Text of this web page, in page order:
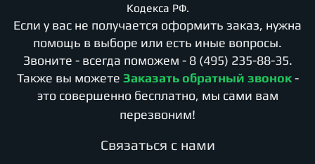
Кодекса РФ.
Если у вас не получается оформить заказ, нужна
помощь в выборе или есть иные вопросы.
Звоните - всегда поможем - 8 (495) 235-88-35.
Также вы можете Заказать обратный звонок -
это совершенно бесплатно, мы сами вам
перезвоним!
Cвязаться с нами